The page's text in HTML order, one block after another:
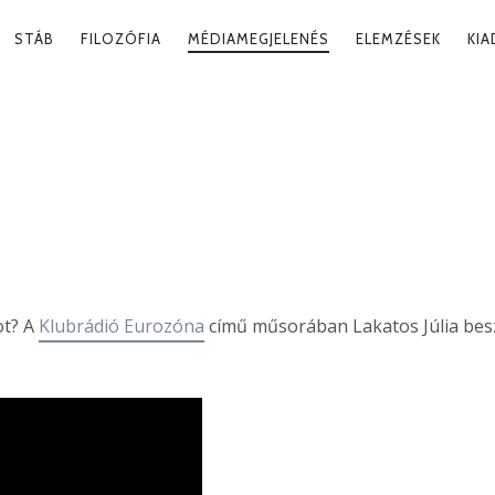
STÁB FILOZÓFIA MÉDIAMEGJELENÉS ELEMZÉSEK
A Klubrádió Eurozóna című műsorában Lakatos Júlia